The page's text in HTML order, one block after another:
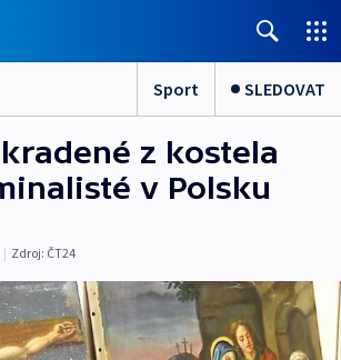
Sport SLEDOVAT
z kostela
v Polsku
| Zdroj: ČT24